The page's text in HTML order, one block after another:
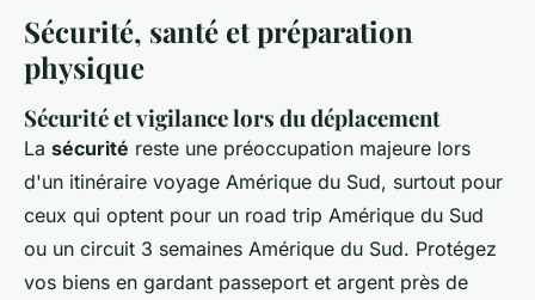
Sécurité, santé et préparation
physique
Sécurité et vigilance lors du déplacement
La sécurité reste une préoccupation majeure lors
d'un itinéraire voyage Amérique du Sud, surtout pour
ceux qui optent pour un road trip Amérique du Sud
ou un circuit 3 semaines Amérique du Sud. Protégez
vos biens en gardant passeport et argent près de